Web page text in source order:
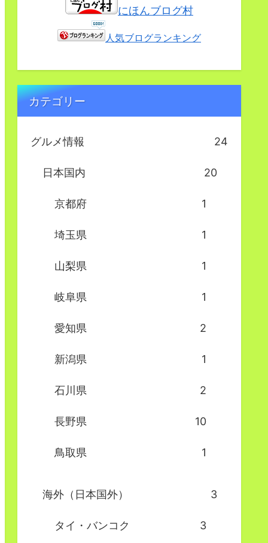
にほんブログ村
人気ブログランキング
カテゴリー
グルメ情報 24
日本国内 20
京都府 1
埼玉県 1
山梨県 1
岐阜県 1
愛知県 2
新潟県 1
石川県 2
長野県 10
鳥取県 1
海外（日本国外） 3
タイ・バンコク 3